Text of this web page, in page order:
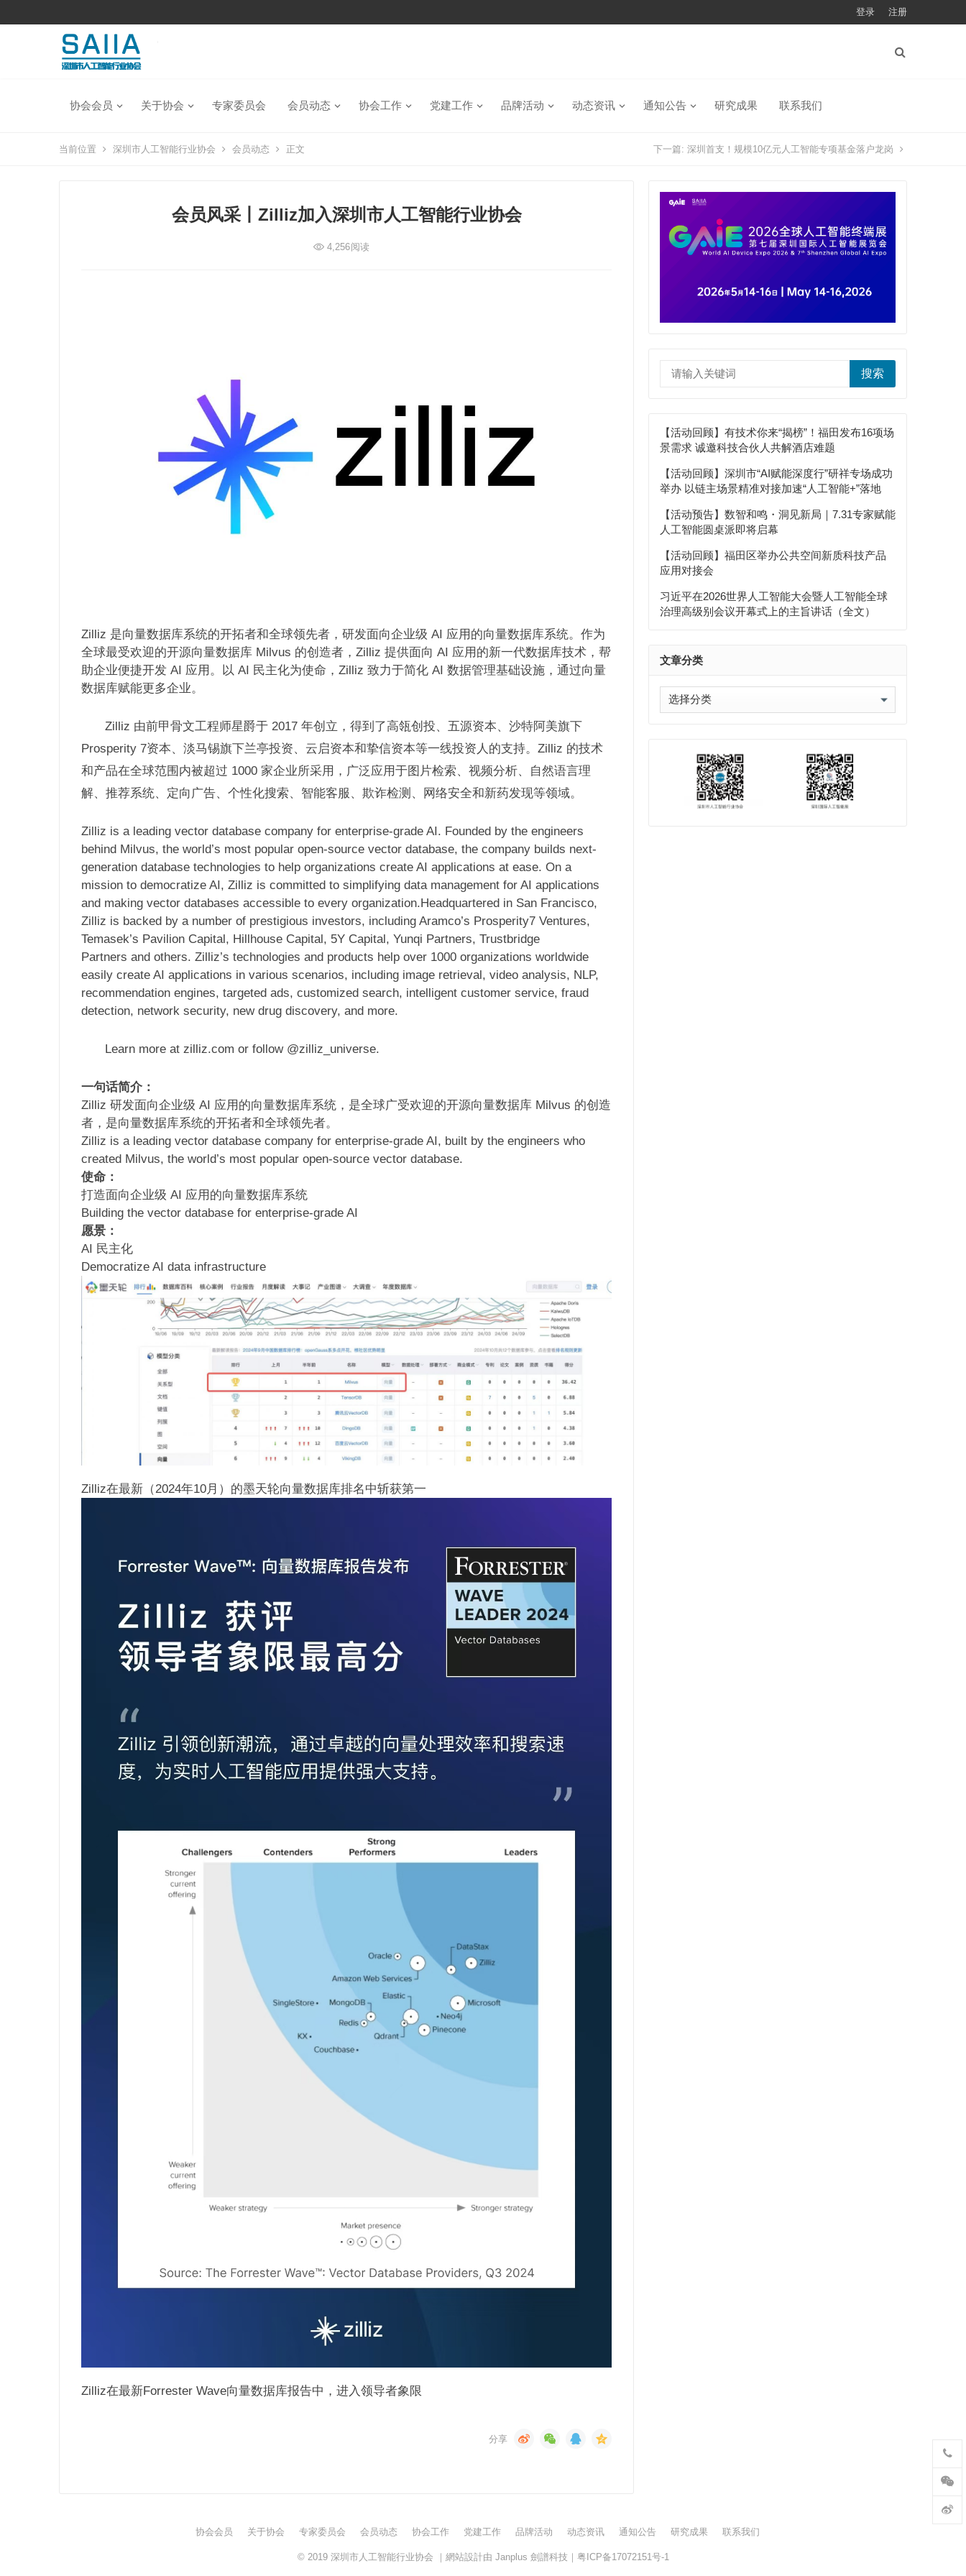
登录 注册
协会会员 关于协会 专家委员会 会员动态 协会工作 党建工作 品牌活动 动态资讯 通知公告 研究成果 联系我们
当前位置 深圳市人工智能行业协会 会员动态 正文 下一篇: 深圳首支！规模10亿元人工智能专项基金落户龙岗
会员风采丨Zilliz加入深圳市人工智能行业协会
4,256阅读
Zilliz 是向量数据库系统的开拓者和全球领先者，研发面向企业级 AI 应用的向量数据库系统。作为
全球最受欢迎的开源向量数据库 Milvus 的创造者，Zilliz 提供面向 AI 应用的新一代数据库技术，帮
助企业便捷开发 AI 应用。以 AI 民主化为使命，Zilliz 致力于简化 AI 数据管理基础设施，通过向量
数据库赋能更多企业。
Zilliz 由前甲骨文工程师星爵于 2017 年创立，得到了高瓴创投、五源资本、沙特阿美旗下
Prosperity 7资本、淡马锡旗下兰亭投资、云启资本和挚信资本等一线投资人的支持。Zilliz 的技术
和产品在全球范围内被超过 1000 家企业所采用，广泛应用于图片检索、视频分析、自然语言理
解、推荐系统、定向广告、个性化搜索、智能客服、欺诈检测、网络安全和新药发现等领域。
Zilliz is a leading vector database company for enterprise-grade AI. Founded by the engineers
behind Milvus, the world’s most popular open-source vector database, the company builds next-
generation database technologies to help organizations create AI applications at ease. On a
mission to democratize AI, Zilliz is committed to simplifying data management for AI applications
and making vector databases accessible to every organization.Headquartered in San Francisco,
Zilliz is backed by a number of prestigious investors, including Aramco’s Prosperity7 Ventures,
Temasek’s Pavilion Capital, Hillhouse Capital, 5Y Capital, Yunqi Partners, Trustbridge
Partners and others. Zilliz’s technologies and products help over 1000 organizations worldwide
easily create AI applications in various scenarios, including image retrieval, video analysis, NLP,
recommendation engines, targeted ads, customized search, intelligent customer service, fraud
detection, network security, new drug discovery, and more.
Learn more at zilliz.com or follow @zilliz_universe.
一句话简介：
Zilliz 研发面向企业级 AI 应用的向量数据库系统，是全球广受欢迎的开源向量数据库 Milvus 的创造
者，是向量数据库系统的开拓者和全球领先者。
Zilliz is a leading vector database company for enterprise-grade AI, built by the engineers who
created Milvus, the world’s most popular open-source vector database.
使命：
打造面向企业级 AI 应用的向量数据库系统
Building the vector database for enterprise-grade AI
愿景：
AI 民主化
Democratize AI data infrastructure
Zilliz在最新（2024年10月）的墨天轮向量数据库排名中斩获第一
Zilliz在最新Forrester Wave向量数据库报告中，进入领导者象限
搜索
【活动回顾】有技术你来“揭榜”！福田发布16项场
景需求 诚邀科技合伙人共解酒店难题
【活动回顾】深圳市“AI赋能深度行”研祥专场成功
举办 以链主场景精准对接加速“人工智能+”落地
【活动预告】数智和鸣・洞见新局｜7.31专家赋能
人工智能圆桌派即将启幕
【活动回顾】福田区举办公共空间新质科技产品
应用对接会
习近平在2026世界人工智能大会暨人工智能全球
治理高级别会议开幕式上的主旨讲话（全文）
文章分类
文
章
协会会员 关于协会 专家委员会 会员动态 协会工作 党建工作 品牌活动 动态资讯 通知公告 研究成果 联系我们
© 2019 深圳市人工智能行业协会 ｜網站設計由 Janplus 劍譜科技 粤ICP备17072151号-1